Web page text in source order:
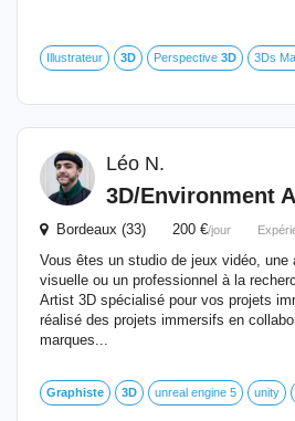
Illustrateur 3D Perspective 3D 3Ds
Léo N.
3D/Environment
Bordeaux (33) 200 €/jour
Vous êtes un studio de jeux vidéo, une
visuelle ou un professionnel à la
Artist 3D spécialisé pour vos projets
réalisé des projets immersifs en
marques...
Graphiste 3D unreal engine 5 unity